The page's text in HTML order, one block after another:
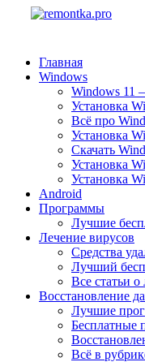
Главная
Windows
Windows 11
Установка
Всё про
Установка
Скачать
Установка
Установка
Android
Программы
Лучшие
Лечение вирусов
Средства
Лучший
Все статьи
Восстановление
Лучшие
Бесплатные
Всё в